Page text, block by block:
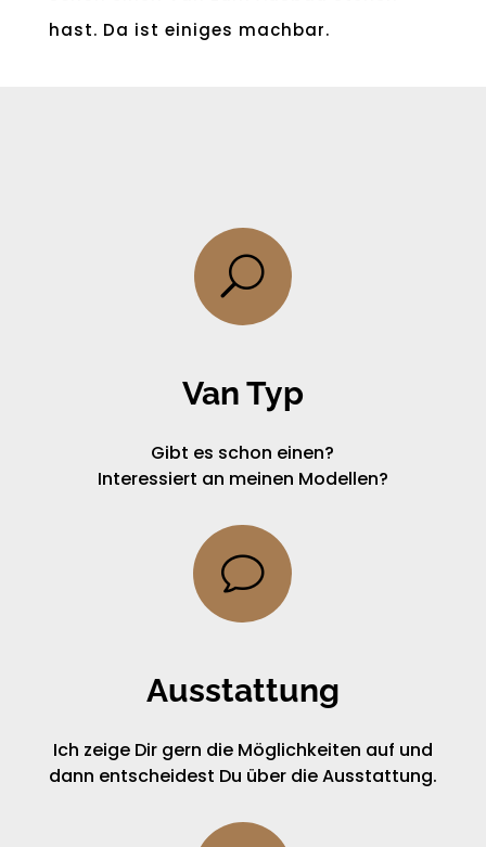
hast. Da ist einiges machbar.
U
Van Typ
Gibt es schon einen?
Interessiert an meinen Modellen?
v
Ausstattung
Ich zeige Dir gern die Möglichkeiten auf und
dann entscheidest Du über die Ausstattung.